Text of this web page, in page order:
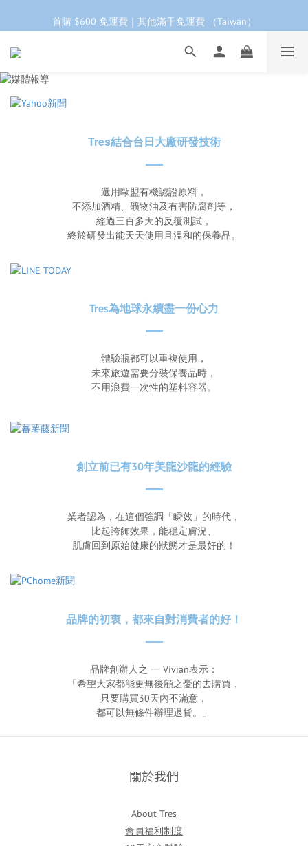
工作日下單 24小時內 快速出貨
首購 $600 免運費｜其他滿千免運費 （Taiwan）
首購會員95折再折$100｜加LINE領$68折價券 ➩
Tres結合台日大廠研發技術
選用歐盟有機認證原料，
不添加酒精、礦物油及有害防腐劑等，
經過三百多天的反覆測試，
終於研發出能天天使用且溫和的保養品。
Tres為地球永續盡一份心力
體驗瓶都可以重複使用，
未來旅遊需要分裝保養品時，
不用浪費一次性的塑料容器。
創立前已有30年美龍沙龍的經驗
業者認為，在這個強調「瞬效」的時代，
比起誇飾效果，能穩定膚況、
肌膚回到原始健康的狀態才是最好的！
品牌的初衷，都來自對消費者的好！
品牌創辦人之 一 Vivian表示：
「希望大家都能更無後顧之憂的去購買，
只要購買30天內不滿意，
都可以無條件辦理退貨。」
關於我們
About Tres
會員福利制度